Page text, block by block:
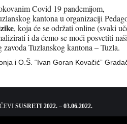
Covid 19 pandemijom,
kantona u organizaciji
, koja će se održati online (svaki
i da ćemo se moći posvetiti
Tuzlanskog kantona – Tuzla.
i O.Š. “Ivan Goran Kovačić”
SUSRETI 2022. – 03.06.2022.